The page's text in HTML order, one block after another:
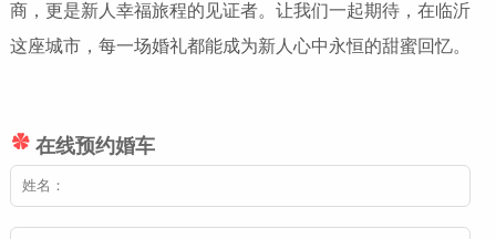
商，更是新人幸福旅程的见证者。让我们一起期待，在临沂
这座城市，每一场婚礼都能成为新人心中永恒的甜蜜回忆。
在线预约婚车